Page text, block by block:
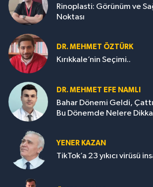
Rinoplasti: Görünüm ve
Noktası
DR. MEHMET ÖZTÜRK
Kırıkkale’nin Seçimi..
DR. MEHMET EFE NAMLI
Bahar Dönemi Geldi,
Bu Dönemde Nelere
YENER KAZAN
TikTok’a 23 yıkıcı virüsü